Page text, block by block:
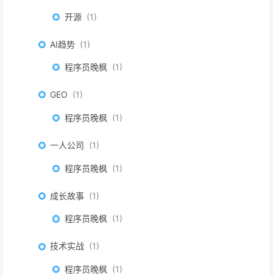
开源 1
AI趋势 1
程序员晚枫 1
GEO 1
程序员晚枫 1
一人公司 1
程序员晚枫 1
成长故事 1
程序员晚枫 1
技术实战 1
程序员晚枫 1